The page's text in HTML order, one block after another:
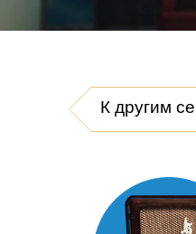
К другим